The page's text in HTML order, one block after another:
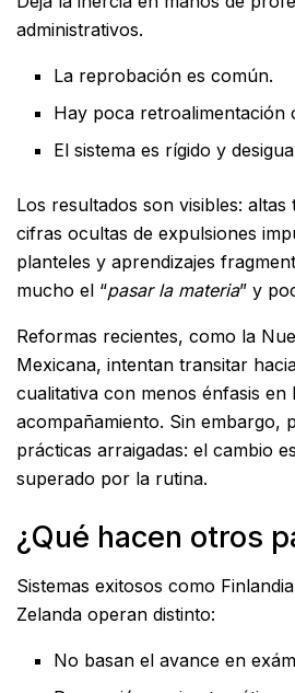
administrativos.
La reprobación es común.
Hay poca retroalimentación
El sistema es rígido y
Los resultados son visibles: altas
cifras ocultas de expulsiones
planteles y aprendizajes
mucho el “pasar la materia” y
Reformas recientes, como la
Mexicana, intentan transitar
cualitativa con menos énfasis
acompañamiento. Sin embargo,
prácticas arraigadas: el cambio
superado por la rutina.
¿Qué hacen otros
Sistemas exitosos como
Zelanda operan distinto:
No basan el avance en